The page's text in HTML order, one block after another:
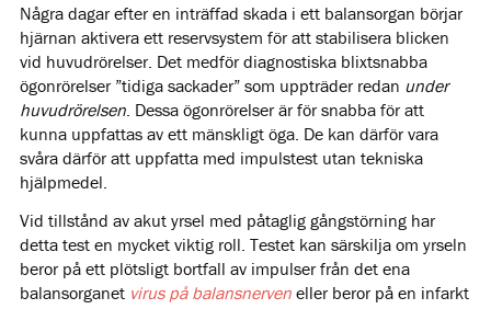
Några dagar efter en inträffad skada i ett balansorgan börjar
hjärnan aktivera ett reservsystem för att stabilisera blicken
vid huvudrörelser. Det medför diagnostiska blixtsnabba
ögonrörelser ”tidiga sackader” som uppträder redan under
huvudrörelsen. Dessa ögonrörelser är för snabba för att
kunna uppfattas av ett mänskligt öga. De kan därför vara
svåra därför att uppfatta med impulstest utan tekniska
hjälpmedel.
Vid tillstånd av akut yrsel med påtaglig gångstörning har
detta test en mycket viktig roll. Testet kan särskilja om yrseln
beror på ett plötsligt bortfall av impulser från det ena
balansorganet virus på balansnerveneller beror på en infarkt